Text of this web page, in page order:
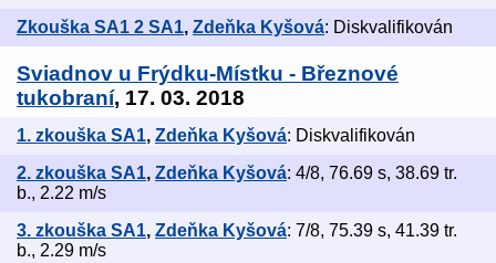
Zkouška SA1 2 SA1, Zdeňka Kyšová: Diskvalifikován
Sviadnov u Frýdku-Místku - Březnové
tukobraní, 17. 03. 2018
1. zkouška SA1, Zdeňka Kyšová: Diskvalifikován
2. zkouška SA1, Zdeňka Kyšová: 4/8, 76.69 s, 38.69 tr.
b., 2.22 m/s
3. zkouška SA1, Zdeňka Kyšová: 7/8, 75.39 s, 41.39 tr.
b., 2.29 m/s